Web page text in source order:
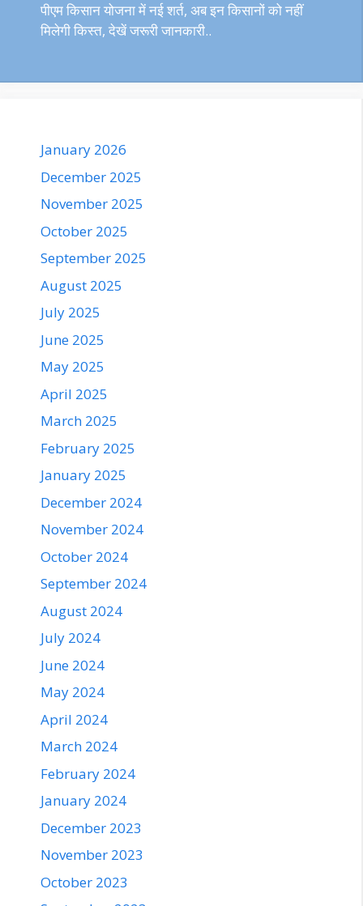
पीएम किसान योजना में नई शर्त, अब इन किसानों को नहीं
मिलेगी किस्त, देखें जरूरी जानकारी..
January 2026
December 2025
November 2025
October 2025
September 2025
August 2025
July 2025
June 2025
May 2025
April 2025
March 2025
February 2025
January 2025
December 2024
November 2024
October 2024
September 2024
August 2024
July 2024
June 2024
May 2024
April 2024
March 2024
February 2024
January 2024
December 2023
November 2023
October 2023